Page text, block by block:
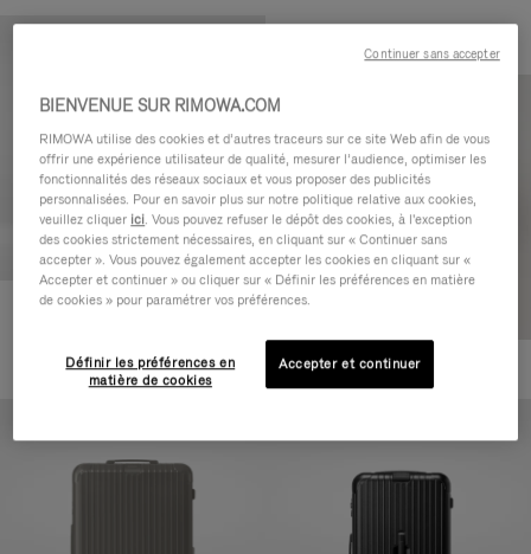
Essential Cabin
+5
BIENVENUE SUR RIMOWA.COM
RIMOWA utilise des cookies et d’autres traceurs sur ce site Web afin de vous
offrir une expérience utilisateur de qualité, mesurer l’audience, optimiser les
fonctionnalités des réseaux sociaux et vous proposer des publicités
personnalisées. Pour en savoir plus sur notre politique relative aux cookies,
veuillez cliquer ici. Vous pouvez refuser le dépôt des cookies, à l'exception
des cookies strictement nécessaires, en cliquant sur « Continuer sans
accepter ». Vous pouvez également accepter les cookies en cliquant sur «
Accepter et continuer » ou cliquer sur « Définir les préférences en matière
de cookies » pour paramétrer vos préférences.
Définir les préférences en
matière de cookies
Accepter et continuer
Continuer sans accepter